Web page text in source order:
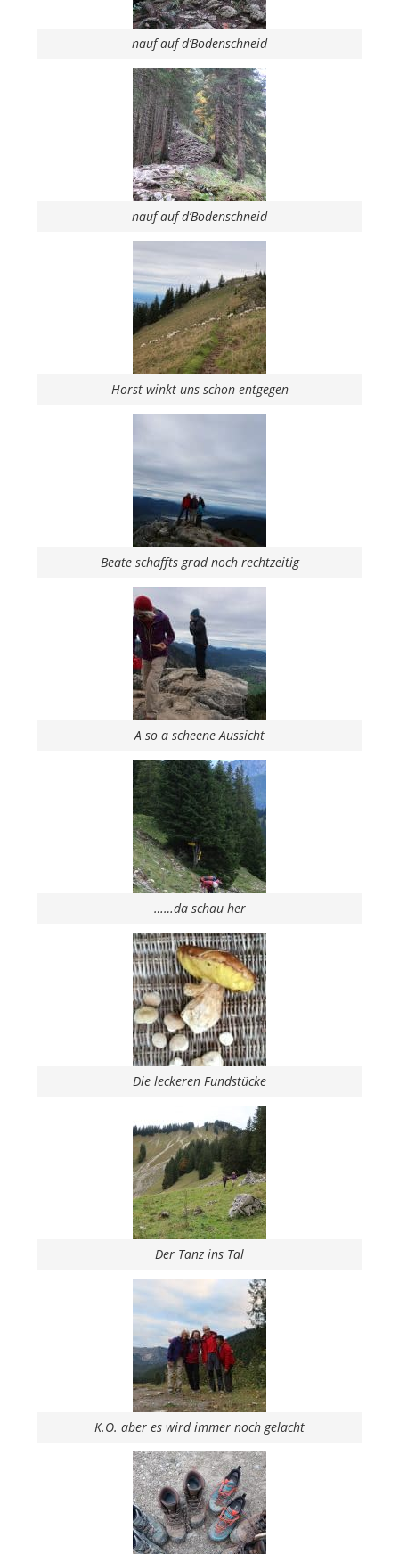
nauf auf d’Bodenschneid
nauf auf d’Bodenschneid
Horst winkt uns schon entgegen
Beate schaffts grad noch rechtzeitig
A so a scheene Aussicht
……da schau her
Die leckeren Fundstücke
Der Tanz ins Tal
K.O. aber es wird immer noch gelacht